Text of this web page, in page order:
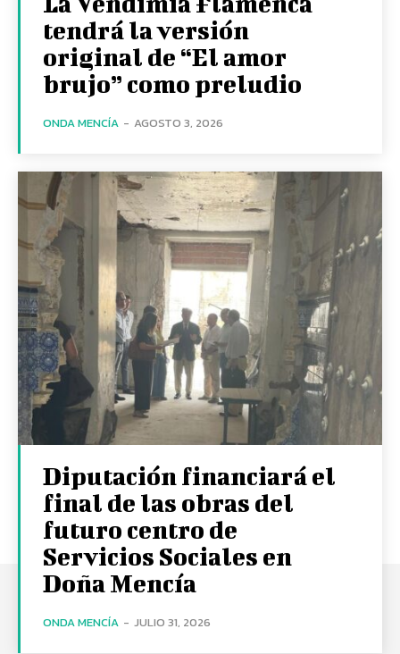
tendrá la versión
original de “El amor
brujo” como preludio
ONDA MENCÍA - AGOSTO 3, 2026
Diputación financiará el
final de las obras del
futuro centro de
Servicios Sociales en
Doña Mencía
ONDA MENCÍA - JULIO 31, 2026